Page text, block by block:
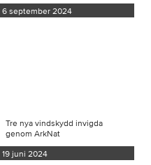
6 september 2024
Tre nya vindskydd invigda
genom ArkNat
19 juni 2024